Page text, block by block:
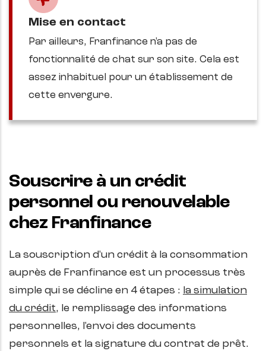
Mise en contact
Par ailleurs, Franfinance n'a pas de
fonctionnalité de chat sur son site. Cela est
assez inhabituel pour un établissement de
cette envergure.
Souscrire à un crédit
personnel ou renouvelable
chez Franfinance
La souscription d'un crédit à la consommation
auprès de Franfinance est un processus très
simple qui se décline en 4 étapes : la simulation
du crédit, le remplissage des informations
personnelles, l'envoi des documents
personnels et la signature du contrat de prêt.